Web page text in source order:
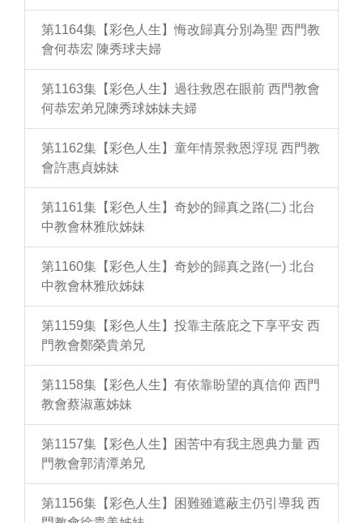
第1164集【彩色人生】悔改歸真分別為聖 西門教
會何恭宏 陳秀球夫婦
第1163集【彩色人生】過往救恩在眼前 西門教會
何恭宏弟兄陳秀球姊妹夫婦
第1162集【彩色人生】童年情景救恩浮現 西門教
會許惠貞姊妹
第1161集【彩色人生】奇妙的歸真之路(二) 北台
中教會林雅欣姊妹
第1160集【彩色人生】奇妙的歸真之路(一) 北台
中教會林雅欣姊妹
第1159集【彩色人生】投靠主蔭庇之下享平安 西
門教會鄭榮貴弟兄
第1158集【彩色人生】有依靠盼望的真信仰 西門
教會蔡淑蕙姊妹
第1157集【彩色人生】困苦中有我主恩典力量 西
門教會郭清潭弟兄
第1156集【彩色人生】困難雖遮蔽主仍引導我 西